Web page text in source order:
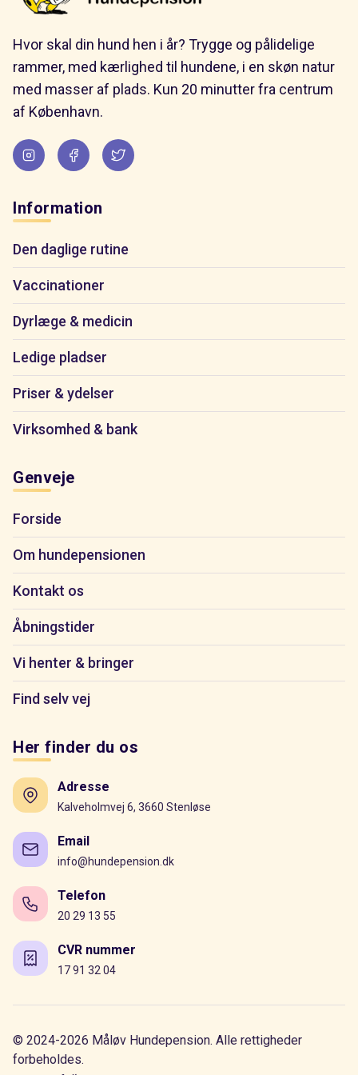
Hvor skal din hund hen i år? Trygge og pålidelige
rammer, med kærlighed til hundene, i en skøn natur
med masser af plads. Kun 20 minutter fra centrum
af København.
Information
Den daglige rutine
Vaccinationer
Dyrlæge & medicin
Ledige pladser
Priser & ydelser
Virksomhed & bank
Genveje
Forside
Om hundepensionen
Kontakt os
Åbningstider
Vi henter & bringer
Find selv vej
Her finder du os
Adresse
Kalveholmvej 6, 3660 Stenløse
Email
info@hundepension.dk
Telefon
20 29 13 55
CVR nummer
17 91 32 04
© 2024-2026 Måløv Hundepension. Alle rettigheder
forbeholdes.